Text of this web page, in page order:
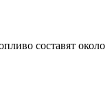
составят около